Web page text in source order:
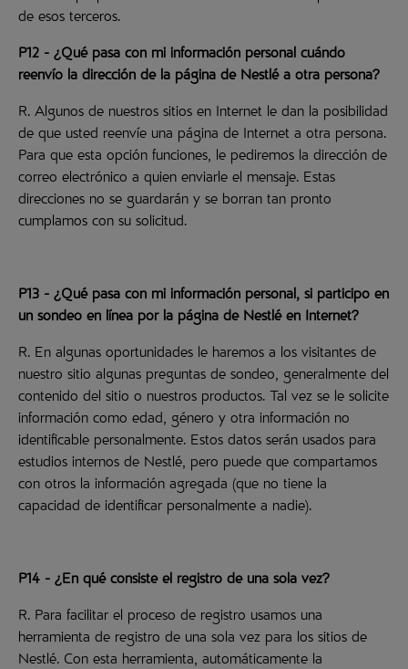
de esos terceros.
P12 - ¿Qué pasa con mi información personal cuándo
reenvío la dirección de la página de Nestlé a otra persona?
R. Algunos de nuestros sitios en Internet le dan la posibilidad
de que usted reenvíe una página de Internet a otra persona.
Para que esta opción funciones, le pediremos la dirección de
correo electrónico a quien enviarle el mensaje. Estas
direcciones no se guardarán y se borran tan pronto
cumplamos con su solicitud.
P13 - ¿Qué pasa con mi información personal, si participo en
un sondeo en línea por la página de Nestlé en Internet?
R. En algunas oportunidades le haremos a los visitantes de
nuestro sitio algunas preguntas de sondeo, generalmente del
contenido del sitio o nuestros productos. Tal vez se le solicite
información como edad, género y otra información no
identificable personalmente. Estos datos serán usados para
estudios internos de Nestlé, pero puede que compartamos
con otros la información agregada (que no tiene la
capacidad de identificar personalmente a nadie).
P14 - ¿En qué consiste el registro de una sola vez?
R. Para facilitar el proceso de registro usamos una
herramienta de registro de una sola vez para los sitios de
Nestlé. Con esta herramienta, automáticamente la